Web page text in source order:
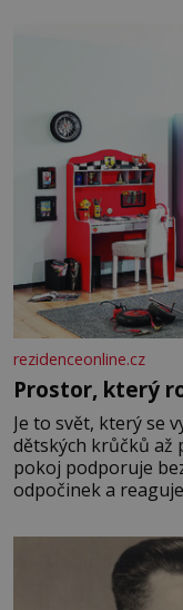
rezidenceonline.cz
Prostor, který
Je to svět, který se
dětských krůčků až
pokoj podporuje
odpočinek a
měkkost a
především klidně a